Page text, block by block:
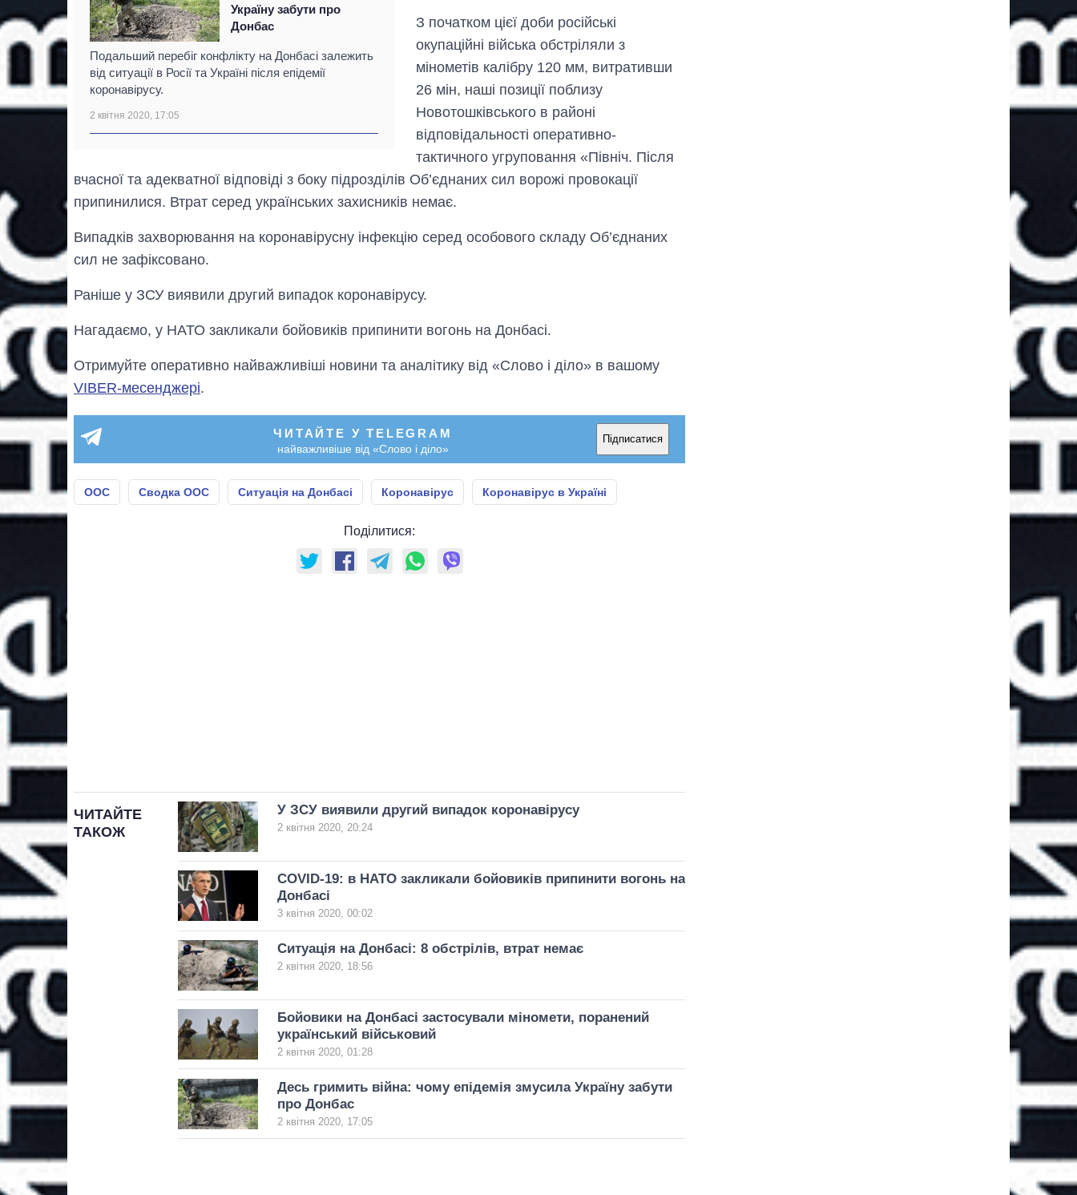
Україну забути про
Донбас
Подальший перебіг конфлікту на Донбасі залежить
від ситуації в Росії та Україні після епідемії
коронавірусу.
2 квітня 2020, 17:05
З початком цієї доби російські
окупаційні війська обстріляли з
мінометів калібру 120 мм, витративши
26 мін, наші позиції поблизу
Новотошківського в районі
відповідальності оперативно-
тактичного угруповання «Північ. Після
вчасної та адекватної відповіді з боку підрозділів Об’єднаних сил ворожі провокації
припинилися. Втрат серед українських захисників немає.
Випадків захворювання на коронавірусну інфекцію серед особового складу Об’єднаних
сил не зафіксовано.
Раніше у ЗСУ виявили другий випадок коронавірусу.
Нагадаємо, у НАТО закликали бойовиків припинити вогонь на Донбасі.
Отримуйте оперативно найважливіші новини та аналітику від «Слово і діло» в вашому
VIBER-месенджері.
ЧИТАЙТЕ У TELEGRAM
найважливіше від «Слово і діло»
Підписатися
ООС Сводка ООС Ситуація на Донбасі Коронавірус Коронавірус в Україні
Поділитися:
ЧИТАЙТЕ
ТАКОЖ
У ЗСУ виявили другий випадок коронавірусу
2 квітня 2020, 20:24
COVID-19: в НАТО закликали бойовиків припинити вогонь на
Донбасі
3 квітня 2020, 00:02
Ситуація на Донбасі: 8 обстрілів, втрат немає
2 квітня 2020, 18:56
Бойовики на Донбасі застосували міномети, поранений
український військовий
2 квітня 2020, 01:28
Десь гримить війна: чому епідемія змусила Україну забути
про Донбас
2 квітня 2020, 17:05